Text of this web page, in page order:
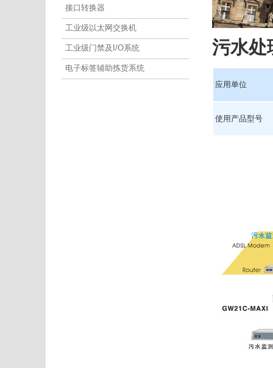
接口转换器
工业级以太网交换机
工业级门禁及I/O系统
电子标签辅助拣货系统
污水处
应用单位
使用产品型号